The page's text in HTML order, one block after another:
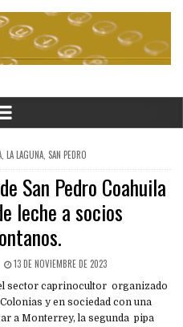
LA LAGUNA SAN PEDRO
San Pedro Coahuila
leche a socios
13 DE NOVIEMBRE DE 2023
sector caprinocultor organizado
y en sociedad con una
a Monterrey, la segunda pipa